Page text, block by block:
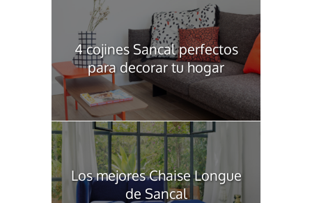
4 cojines Sancal perfectos
para decorar tu hogar
Los mejores Chaise Longue
de Sancal